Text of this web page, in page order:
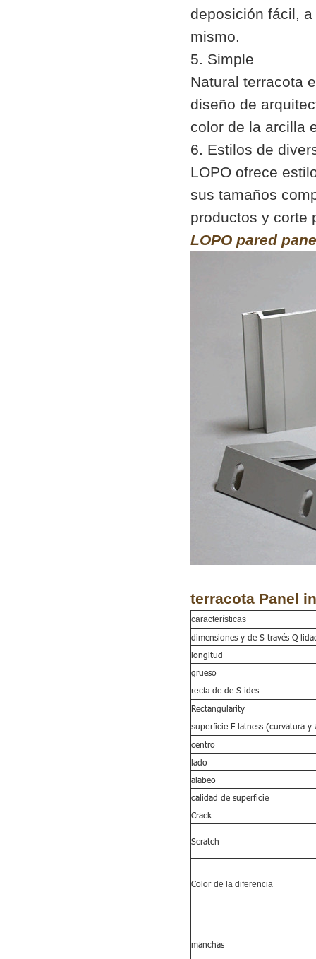
deposición fácil,
mismo.
5. Simple
Natural terracota
diseño de
color de la arcilla
6. Estilos de
LOPO ofrece
sus tamaños
productos y corte
LOPO pared
terracota Panel
características
dimensiones y de S través Q
longitud
grueso
recta de de S ides
Rectangularity
superficie F latness (curvatura y
centro
lado
alabeo
calidad de superficie
Crack
Scratch
Color de la diferencia
manchas